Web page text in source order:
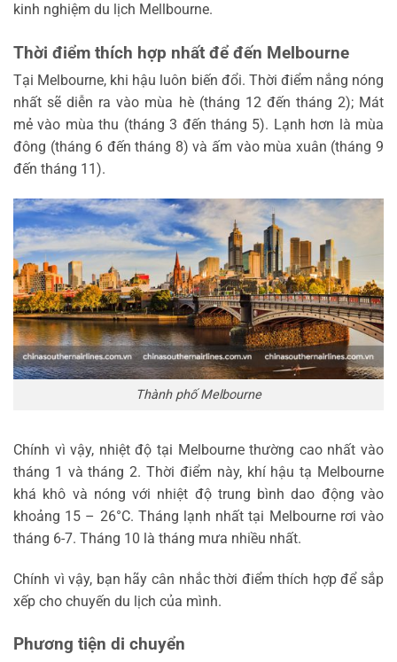
kinh nghiệm du lịch Mellbourne.
Thời điểm thích hợp nhất để đến Melbourne
Tại Melbourne, khi hậu luôn biến đổi. Thời điểm nắng nóng
nhất sẽ diễn ra vào mùa hè (tháng 12 đến tháng 2); Mát
mẻ vào mùa thu (tháng 3 đến tháng 5). Lạnh hơn là mùa
đông (tháng 6 đến tháng 8) và ấm vào mùa xuân (tháng 9
đến tháng 11).
Thành phố Melbourne
Chính vì vậy, nhiệt độ tại Melbourne thường cao nhất vào
tháng 1 và tháng 2. Thời điểm này, khí hậu tạ Melbourne
khá khô và nóng với nhiệt độ trung bình dao động vào
khoảng 15 – 26°C. Tháng lạnh nhất tại Melbourne rơi vào
tháng 6-7. Tháng 10 là tháng mưa nhiều nhất.
Chính vì vậy, bạn hãy cân nhắc thời điểm thích hợp để sắp
xếp cho chuyến du lịch của mình.
Phương tiện di chuyển